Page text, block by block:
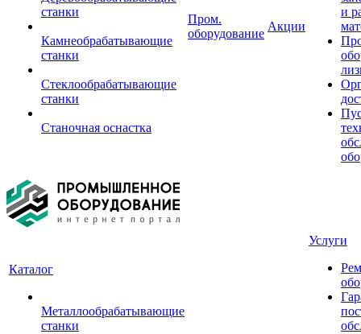
станки
Камнеобрабатывающие
станки
Стеклообрабатывающие
станки
Станочная оснастка
Пром.
оборудование
Акции
и
Каталог
Металлообрабатывающие
станки
Услуги